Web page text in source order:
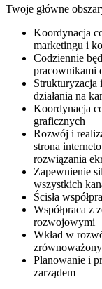
Twoje główne
Koordynacja
marketingu i
Codziennie
pracownikami
Strukturyzacja
działania na
Koordynacja
graficznych
Rozwój i
strona
rozwiązania
Zapewnienie
wszystkich
Ścisła
Współpraca z
rozwojowymi
Wkład w
Planowanie i
zarządem